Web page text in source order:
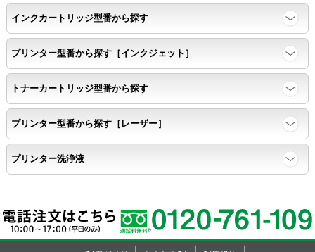
インクカートリッジ型番から探す
プリンター型番から探す［インクジェット］
トナーカートリッジ型番から探す
プリンター型番から探す［レーザー］
プリンター洗浄液